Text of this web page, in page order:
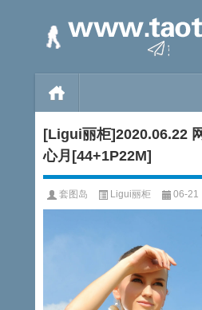
[Ligui丽柜]2020.06.22
心月[44+1P22M]
套图岛 Ligui丽柜 06-21